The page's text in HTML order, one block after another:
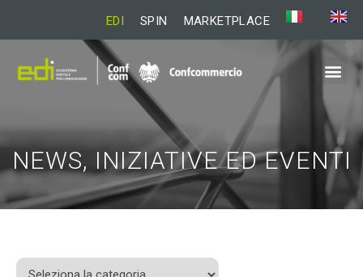
EDI SPIN MARKETPLACE
NEWS, INIZIATIVE ED EVENTI